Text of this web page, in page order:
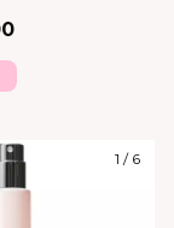
1 / 6